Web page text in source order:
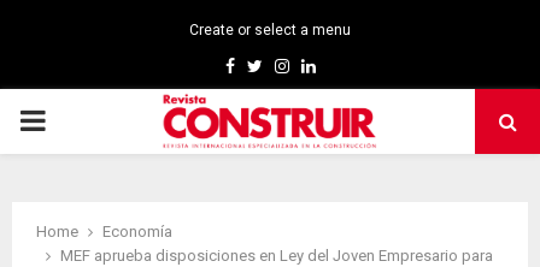
Create or select a menu
Facebook
TwitterInstagram
Linkedin
PRIMARY
Home
Economía
MEF aprueba disposiciones en Ley del Joven Empresario para